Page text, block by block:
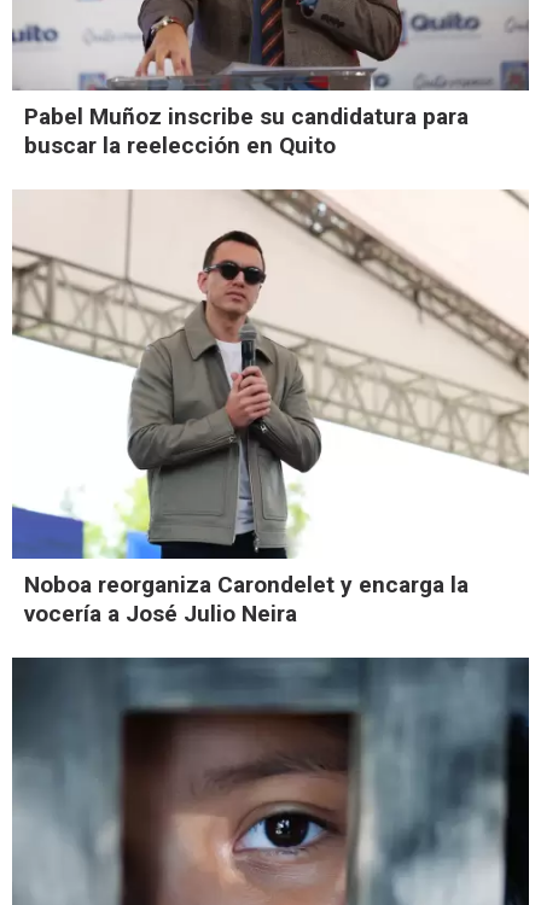
Pabel Muñoz inscribe su candidatura para
buscar la reelección en Quito
Noboa reorganiza Carondelet y encarga la
vocería a José Julio Neira